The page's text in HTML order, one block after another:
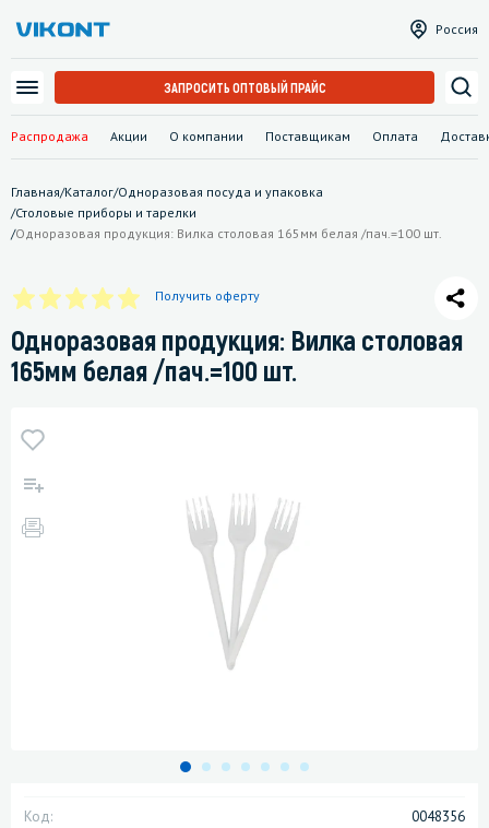
Распродажа Акции О компании Поставщикам Оплата
Россия
ЗАПРОСИТЬ ОПТОВЫЙ ПРАЙС
Главная/Каталог/Одноразовая посуда и упаковка
/Столовые приборы и тарелки
/Одноразовая продукция: Вилка столовая 165мм белая /пач.=100 шт.
Получить оферту
Одноразовая продукция: Вилка столовая
165мм белая /пач.=100 шт.
Код: 0048356